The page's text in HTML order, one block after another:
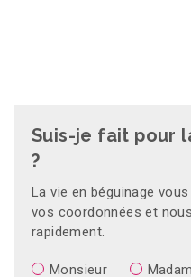
Suis-je fait pour
?
La vie en béguinage
vos coordonnées et
rapidement.
Monsieur